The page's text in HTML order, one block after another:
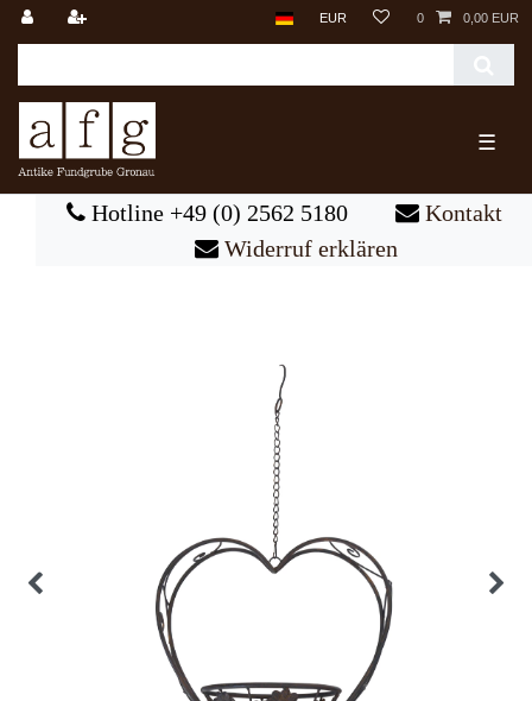
EUR 0 0,00 EUR
☰
Hotline +49 (0) 2562 5180
Kontakt
Widerruf erklären